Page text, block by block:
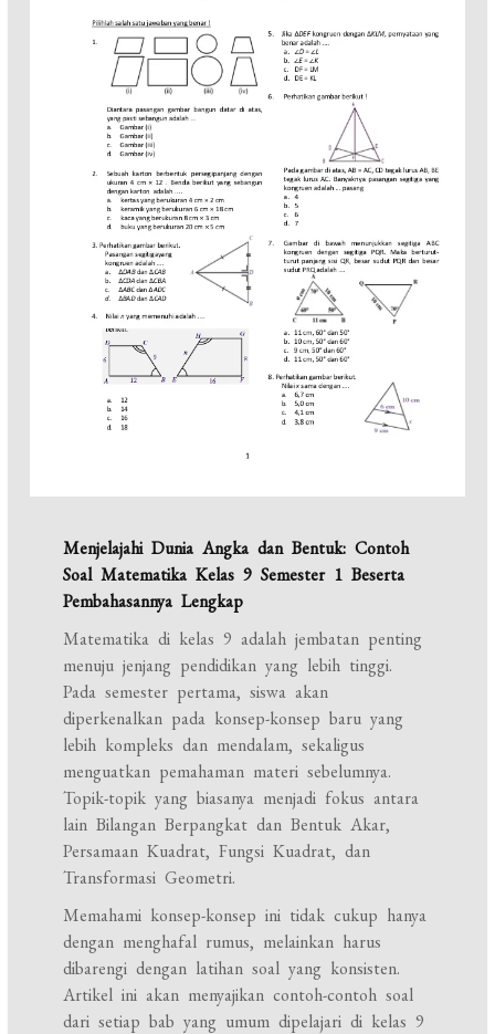
Menjelajahi Dunia Angka dan Bentuk: Contoh
Soal Matematika Kelas 9 Semester 1 Beserta
Pembahasannya Lengkap
Matematika di kelas 9 adalah jembatan penting
menuju jenjang pendidikan yang lebih tinggi.
Pada semester pertama, siswa akan
diperkenalkan pada konsep-konsep baru yang
lebih kompleks dan mendalam, sekaligus
menguatkan pemahaman materi sebelumnya.
Topik-topik yang biasanya menjadi fokus antara
lain Bilangan Berpangkat dan Bentuk Akar,
Persamaan Kuadrat, Fungsi Kuadrat, dan
Transformasi Geometri.
Memahami konsep-konsep ini tidak cukup hanya
dengan menghafal rumus, melainkan harus
dibarengi dengan latihan soal yang konsisten.
Artikel ini akan menyajikan contoh-contoh soal
dari setiap bab yang umum dipelajari di kelas 9